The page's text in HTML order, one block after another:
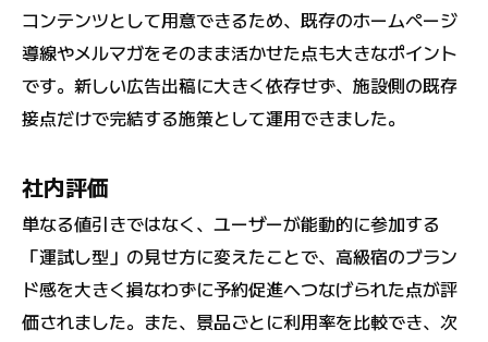
コンテンツとして用意できるため、既存のホームページ
導線やメルマガをそのまま活かせた点も大きなポイント
です。新しい広告出稿に大きく依存せず、施設側の既存
接点だけで完結する施策として運用できました。
社内評価
単なる値引きではなく、ユーザーが能動的に参加する
「運試し型」の見せ方に変えたことで、高級宿のブラン
ド感を大きく損なわずに予約促進へつなげられた点が評
価されました。また、景品ごとに利用率を比較でき、次